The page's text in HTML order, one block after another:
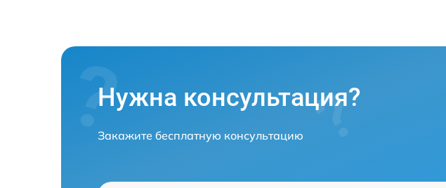
Нужна консультация?
Закажите бесплатную консультацию